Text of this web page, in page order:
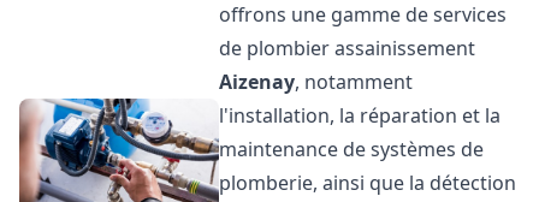
offrons une gamme de services
de plombier assainissement
Aizenay, notamment
l'installation, la réparation et la
maintenance de systèmes de
plomberie, ainsi que la détection